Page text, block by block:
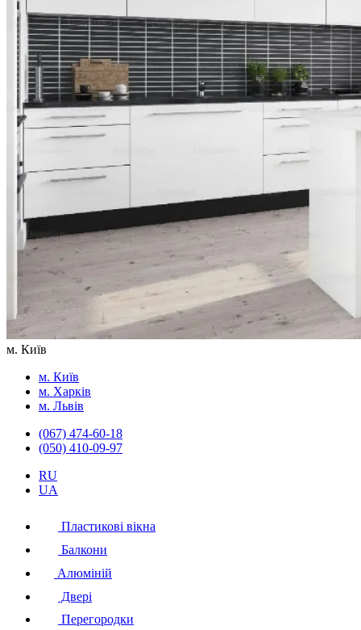
м. Київ
м. Київ
м. Харків
м. Львів
(067) 474-60-18
(050) 410-09-97
RU
UA
Пластикові вікна
Балкони
Алюміній
Двері
Перегородки